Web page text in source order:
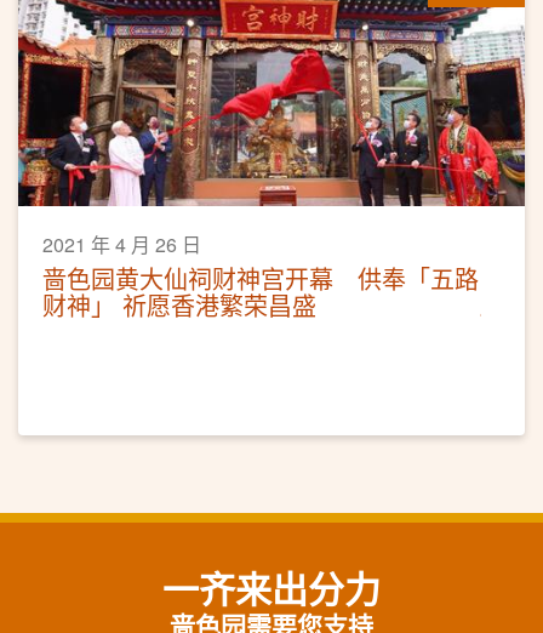
2021 年 4 月 26 日
啬色园黄大仙祠财神宫开幕 供奉「五路
财神」 祈愿香港繁荣昌盛
一齐来出分力
啬色园需要您支持